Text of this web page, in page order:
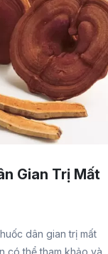
Gian Trị Mất
dân gian trị mất